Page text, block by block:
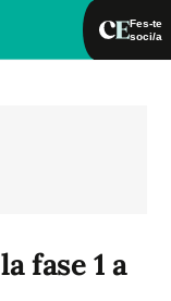
Fes-te
soci/a
fase 1 a